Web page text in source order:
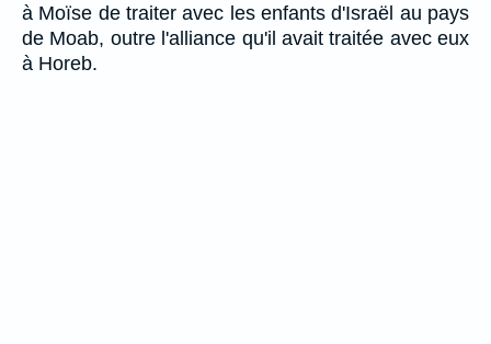
à Moïse de traiter avec les enfants d'Israël au pays
de Moab, outre l'alliance qu'il avait traitée avec eux
à Horeb.